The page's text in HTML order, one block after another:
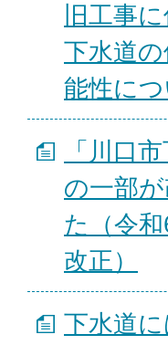
旧工事
下水道
能性に
「川口
の一部
た（令
改正）
下水道